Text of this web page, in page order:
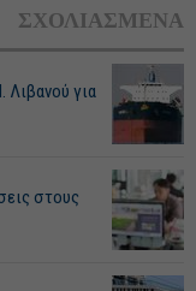
ΣΧΟΛΙΑΣΜΕΝΑ
Λιβανού για
στους